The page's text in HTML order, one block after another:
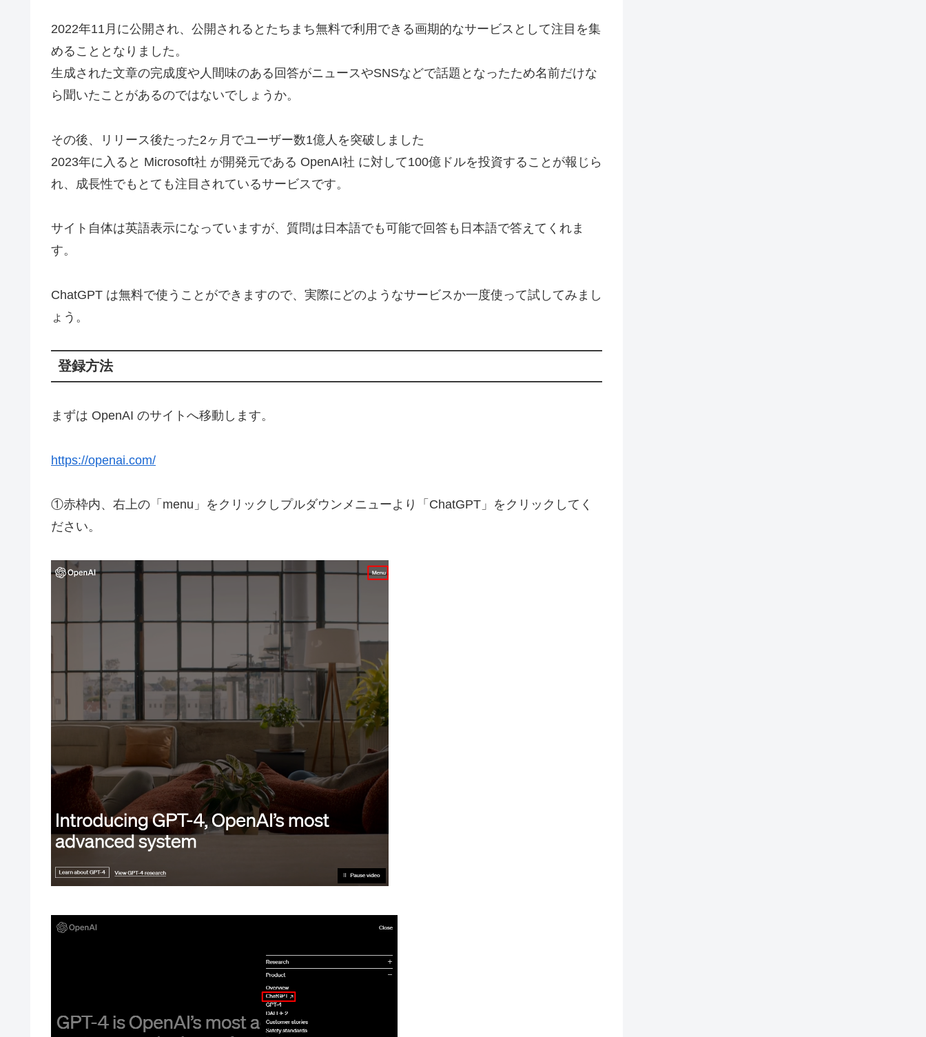
2022年11月に公開され、公開されるとたちまち無料で利用できる画期的なサービスとして注目を集
めることとなりました。
生成された文章の完成度や人間味のある回答がニュースやSNSなどで話題となったため名前だけな
ら聞いたことがあるのではないでしょうか。
その後、リリース後たった2ヶ月でユーザー数1億人を突破しました
2023年に入ると Microsoft社 が開発元である OpenAI社 に対して100億ドルを投資することが報じら
れ、成長性でもとても注目されているサービスです。
サイト自体は英語表示になっていますが、質問は日本語でも可能で回答も日本語で答えてくれま
す。
ChatGPT は無料で使うことができますので、実際にどのようなサービスか一度使って試してみまし
ょう。
登録方法
まずは OpenAI のサイトへ移動します。
https://openai.com/
①赤枠内、右上の「menu」をクリックしプルダウンメニューより「ChatGPT」をクリックしてく
ださい。